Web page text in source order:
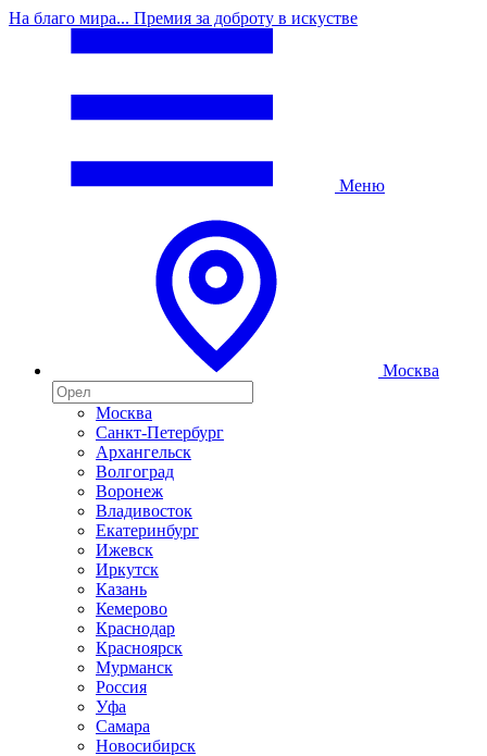
На благо мира... Премия за доброту в искустве
Меню
Москва
Москва
Санкт-Петербург
Архангельск
Волгоград
Воронеж
Владивосток
Екатеринбург
Ижевск
Иркутск
Казань
Кемерово
Краснодар
Красноярск
Мурманск
Россия
Уфа
Самара
Новосибирск